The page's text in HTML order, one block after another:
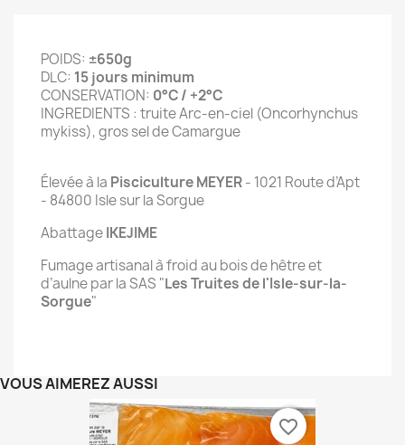
POIDS: ±650g
DLC: 15 jours minimum
CONSERVATION: 0°C / +2°C
INGREDIENTS : truite Arc-en-ciel (Oncorhynchus
mykiss), gros sel de Camargue
Élevée à la Pisciculture MEYER- 1021 Route d’Apt
- 84800 Isle sur la Sorgue
AbattageIKEJIME
Fumage artisanal à froid au bois de hêtre et
d’aulne par la SAS "Les Truites de l'Isle-sur-la-
Sorgue"
VOUS AIMEREZ AUSSI
favorite_border